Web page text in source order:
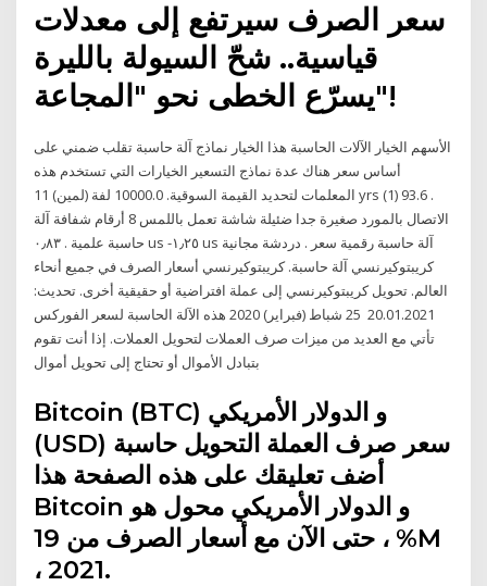
سعر الصرف سيرتفع إلى معدلات
قياسية.. شحّ السيولة بالليرة
يسرّع الخطى نحو "المجاعة"!
الأسهم الخيار الآلات الحاسبة هذا الخيار نماذج آلة حاسبة تقلب ضمني على
أساس سعر هناك عدة نماذج التسعير الخيارات التي تستخدم هذه
المعلمات لتحديد القيمة السوقية. 10000.0 لفة (لمين) 11 yrs (1) 93.6 .
الاتصال بالمورد صغيرة جدا ضئيلة شاشة تعمل باللمس 8 أرقام شفافة آلة
حاسبة علمية . ٠٫٨٣ us -١٫٢٥ us آلة حاسبة رقمية سعر . دردشة مجانية
كريبتوكيرنسي آلة حاسبة. كريبتوكيرنسي أسعار الصرف في جميع أنحاء
العالم. تحويل كريبتوكيرنسي إلى عملة افتراضية أو حقيقية أخرى. تحديث:
20.01.2021 25 شباط (فبراير) 2020 هذه الآلة الحاسبة لسعر الفوركس
تأتي مع العديد من ميزات صرف العملات لتحويل العملات. إذا أنت تقوم
بتبادل الأموال أو تحتاج إلى تحويل أموال
Bitcoin (BTC) و الدولار الأمريكي
(USD) سعر صرف العملة التحويل حاسبة
أضف تعليقك على هذه الصفحة هذا
Bitcoin و الدولار الأمريكي محول هو
حتى الآن مع أسعار الصرف من 19 ، %M
، 2021.